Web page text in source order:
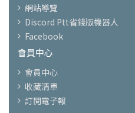
網站導覽
Discord Ptt省錢版機器人
Facebook
會員中心
會員中心
收藏清單
訂閱電子報